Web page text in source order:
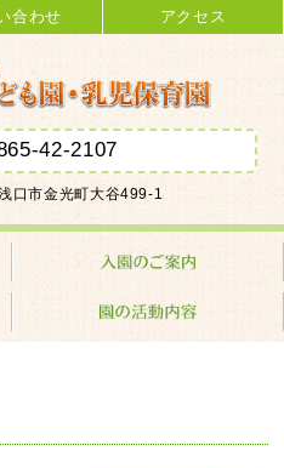
乳児保育園 学校
合わせ アクセス
42-2107
口市金光町大谷499-1